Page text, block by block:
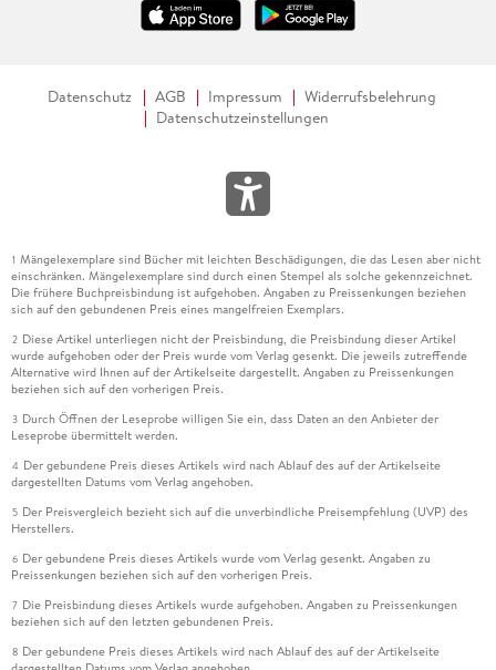
Datenschutz AGB Impressum
Widerrufsbelehrung
Datenschutzeinstellungen
1 Mängelexemplare sind Bücher mit leichten Beschädigungen, die das Lesen aber nicht
einschränken. Mängelexemplare sind durch einen Stempel als solche gekennzeichnet.
Die frühere Buchpreisbindung ist aufgehoben. Angaben zu Preissenkungen beziehen
sich auf den gebundenen Preis eines mangelfreien Exemplars.
2 Diese Artikel unterliegen nicht der Preisbindung, die Preisbindung dieser Artikel
wurde aufgehoben oder der Preis wurde vom Verlag gesenkt. Die jeweils zutreffende
Alternative wird Ihnen auf der Artikelseite dargestellt. Angaben zu Preissenkungen
beziehen sich auf den vorherigen Preis.
3 Durch Öffnen der Leseprobe willigen Sie ein, dass Daten an den Anbieter der
Leseprobe übermittelt werden.
4 Der gebundene Preis dieses Artikels wird nach Ablauf des auf der Artikelseite
dargestellten Datums vom Verlag angehoben.
5 Der Preisvergleich bezieht sich auf die unverbindliche Preisempfehlung (UVP) des
Herstellers.
6 Der gebundene Preis dieses Artikels wurde vom Verlag gesenkt. Angaben zu
Preissenkungen beziehen sich auf den vorherigen Preis.
7 Die Preisbindung dieses Artikels wurde aufgehoben. Angaben zu Preissenkungen
beziehen sich auf den letzten gebundenen Preis.
8 Der gebundene Preis dieses Artikels wird nach Ablauf des auf der Artikelseite